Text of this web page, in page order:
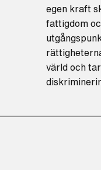
egen kraft
fattigdom
värld och